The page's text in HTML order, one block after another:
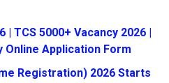
TCS 5000+ Vacancy 2026 |
Online Application Form
Registration) 2026 Starts